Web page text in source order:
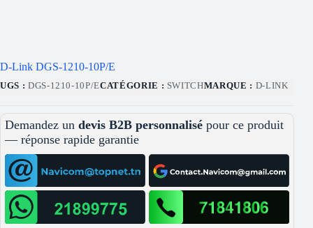
D-Link DGS-1210-10P/E
UGS : DGS-1210-10P/ECATÉGORIE : SWITCHMARQUE : D-LINK
Demandez un devis B2B personnalisé pour ce produit
— réponse rapide garantie